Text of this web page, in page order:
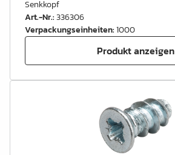
Senkkopf
Art.-Nr.:336306
Verpackungseinheiten:1000
Produkt anzeigen